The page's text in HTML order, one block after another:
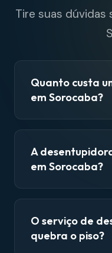
Tire suas
Quanto custa
em Sorocaba?
A
em Sorocaba?
O serviço de
quebra o piso?